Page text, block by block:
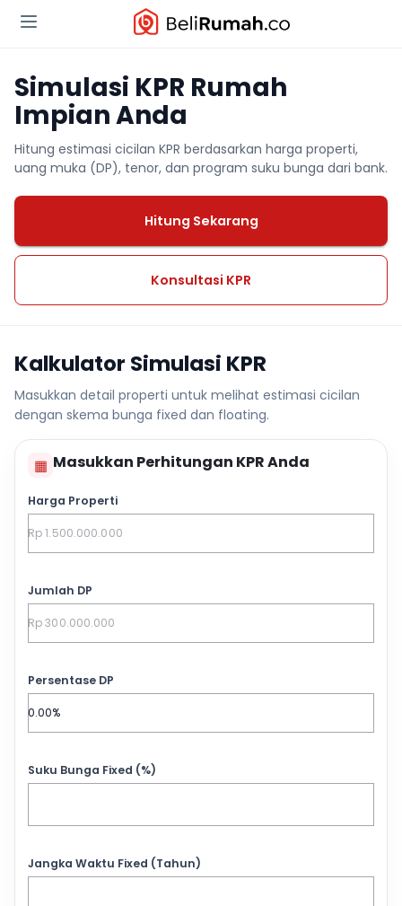
Simulasi KPR Rumah
Impian Anda
Hitung estimasi cicilan KPR berdasarkan harga properti,
uang muka (DP), tenor, dan program suku bunga dari bank.
Hitung Sekarang
Konsultasi KPR
Kalkulator Simulasi KPR
Masukkan detail properti untuk melihat estimasi cicilan
dengan skema bunga fixed dan floating.
▦ Masukkan Perhitungan KPR Anda
Harga Properti
Jumlah DP
Persentase DP
Suku Bunga Fixed (%)
Jangka Waktu Fixed (Tahun)